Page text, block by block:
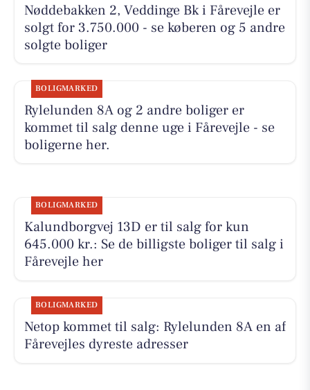
Nøddebakken 2, Veddinge Bk i Fårevejle er
solgt for 3.750.000 - se køberen og 5 andre
solgte boliger
BOLIGMARKED
Rylelunden 8A og 2 andre boliger er
kommet til salg denne uge i Fårevejle - se
boligerne her.
BOLIGMARKED
Kalundborgvej 13D er til salg for kun
645.000 kr.: Se de billigste boliger til salg i
Fårevejle her
BOLIGMARKED
Netop kommet til salg: Rylelunden 8A en af
Fårevejles dyreste adresser